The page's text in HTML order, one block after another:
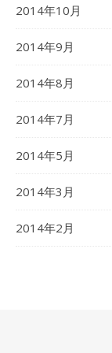
2014年10月
2014年9月
2014年8月
2014年7月
2014年5月
2014年3月
2014年2月